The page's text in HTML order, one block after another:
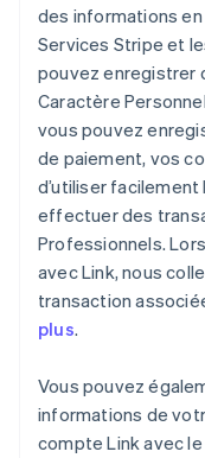
des informations
Services Stripe et
pouvez enregistrer
Caractère
vous pouvez
de paiement, vos
d’utiliser
effectuer des
Professionnels.
avec Link, nous
transaction
plus.
Vous pouvez
informations de
compte Link avec